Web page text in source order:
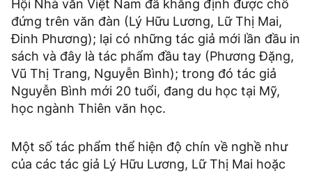
Hội Nhà văn Việt Nam đã khẳng định được chỗ
đứng trên văn đàn (Lý Hữu Lương, Lữ Thị Mai,
Đinh Phương); lại có những tác giả mới lần đầu in
sách và đây là tác phẩm đầu tay (Phương Đặng,
Vũ Thị Trang, Nguyễn Bình); trong đó tác giả
Nguyễn Bình mới 20 tuổi, đang du học tại Mỹ,
học ngành Thiên văn học.
Một số tác phẩm thể hiện độ chín về nghề như
của các tác giả Lý Hữu Lương, Lữ Thị Mai hoặc